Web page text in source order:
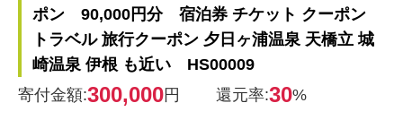
ポン 90,000円分 宿泊券 チケット クーポン
トラベル 旅行クーポン 夕日ヶ浦温泉 天橋立 城
崎温泉 伊根 も近い HS00009
寄付金額:300,000円 還元率:30%